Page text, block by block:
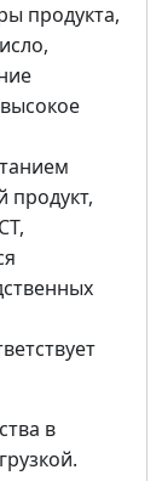
продукта,
продукт,
в